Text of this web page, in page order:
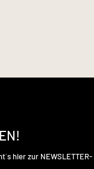
hier zur NEWSLETTER-